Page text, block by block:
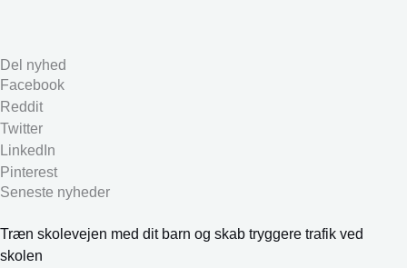
Del nyhed
Facebook
Reddit
Twitter
LinkedIn
Pinterest
Seneste nyheder
Træn skolevejen med dit barn og skab tryggere trafik ved
skolen